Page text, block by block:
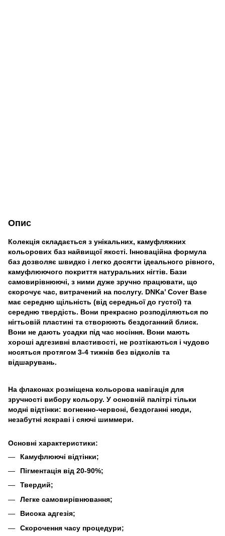
Опис
Колекція складається з унікальних, камуфляжних
кольорових баз найвищої якості. Інноваційна формула
баз дозволяє швидко і легко досягти ідеального рівного,
камуфлюючого покриття натуральних нігтів. Бази
самовирівнюючі, з ними дуже зручно працювати, що
скорочує час, витрачений на послугу. DNKa’ Cover Base
має середню щільність (від середньої до густої) та
середню твердість. Вони прекрасно розподіляються по
нігтьовій пластині та створюють бездоганний блиск.
Вони не дають усадки під час носіння. Вони мають
хороші адгезивні властивості, не розтікаються і чудово
носяться протягом 3-4 тижнів без відколів та
відшарувань.
На флаконах розміщена кольорова навігація для
зручності вибору кольору. У основній палітрі тільки
модні відтінки: вогненно-червоні, бездоганні нюди,
незабутні яскраві і сяючі шиммери.
Основні характеристики:
Камуфлюючі відтінки;
Пігментація від 20-90%;
Твердий;
Легке самовирівнювання;
Висока адгезія;
Скорочення часу процедури;